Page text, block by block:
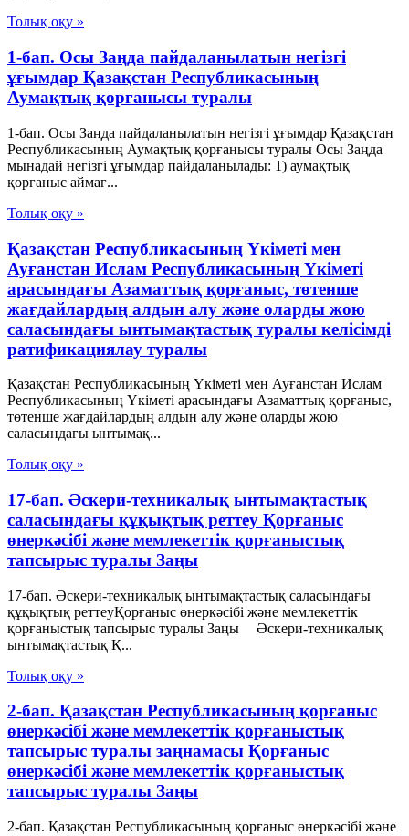
Толық оқу »
1-бап. Осы Заңда пайдаланылатын негізгі
ұғымдар Қазақстан Республикасының
Аумақтық қорғанысы туралы
1-бап. Осы Заңда пайдаланылатын негізгі ұғымдар Қазақстан
Республикасының Аумақтық қорғанысы туралы Осы Заңда
мынадай негізгі ұғымдар пайдаланылады: 1) аумақтық
қорғаныс аймағ...
Толық оқу »
Қазақстан Республикасының Үкіметі мен
Ауғанстан Ислам Республикасының Үкіметі
арасындағы Азаматтық қорғаныс, төтенше
жағдайлардың алдын алу және оларды жою
саласындағы ынтымақтастық туралы келісімді
ратификациялау туралы
Қазақстан Республикасының Үкіметі мен Ауғанстан Ислам
Республикасының Үкіметі арасындағы Азаматтық қорғаныс,
төтенше жағдайлардың алдын алу және оларды жою
саласындағы ынтымақ...
Толық оқу »
17-бап. Әскери-техникалық ынтымақтастық
саласындағы құқықтық реттеу Қорғаныс
өнеркәсібі және мемлекеттік қорғаныстық
тапсырыс туралы Заңы
17-бап. Әскери-техникалық ынтымақтастық саласындағы
құқықтық реттеуҚорғаныс өнеркәсібі және мемлекеттік
қорғаныстық тапсырыс туралы Заңы Әскери-техникалық
ынтымақтастық Қ...
Толық оқу »
2-бап. Қазақстан Республикасының қорғаныс
өнеркәсібі және мемлекеттік қорғаныстық
тапсырыс туралы заңнамасы Қорғаныс
өнеркәсібі және мемлекеттік қорғаныстық
тапсырыс туралы Заңы
2-бап. Қазақстан Республикасының қорғаныс өнеркәсібі және